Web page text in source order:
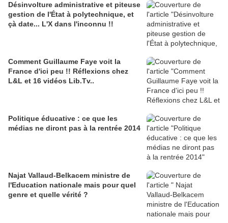
Désinvolture administrative et piteuse
gestion de l'État à polytechnique, et
çà date... L'X dans l'inconnu !!
Comment Guillaume Faye voit la
France d'ici peu !! Réflexions chez
L&L et 16 vidéos Lib.Tv..
Politique éducative : ce que les
médias ne diront pas à la rentrée 2014
Najat Vallaud-Belkacem ministre de
l'Education nationale mais pour quel
genre et quelle vérité ?